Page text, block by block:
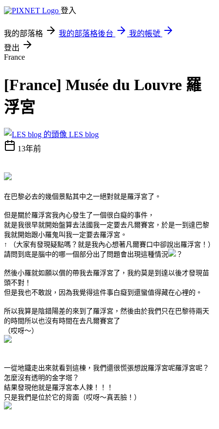
登入
我的部落格 我的部落格後台
我的帳號
登出
France
[France] Musée du Louvre 羅
浮宮
LES blog
13年前
在巴黎必去的幾個景點其中之一絕對就是羅浮宮了。
但是關於羅浮宮我內心發生了一個很白癡的事件，
就是我很早就開始盤算去法國我一定要去凡爾賽宮，於是一到達巴黎
我就開始跟小羅鬼叫我一定要去羅浮宮。
↑ （大家有發現疑點嗎？就是我內心想著凡爾賽口中卻說出羅浮宮！）
請問到底是腦中的哪一個部分出了問題會出現這種情況
？
然後小羅就如願以償的帶我去羅浮宮了，我約莫是到達以後才發現苗
頭不對！
但是我也不敢說，因為我覺得這件事白癡到還蠻值得藏在心裡的。
所以我算是陰錯陽差的來到了羅浮宮，然後由於我們只在巴黎待兩天
的時間所以也沒有時間在去凡爾賽宮了
（哎呀～）
一從地鐵走出來就看到這棟，我們還很慌張想說羅浮宮呢羅浮宮呢？
怎麼沒有透明的金字塔？
結果發現他就是羅浮宮本人辣！！！
只是我們是位於它的背面（哎呀～真丟臉！）